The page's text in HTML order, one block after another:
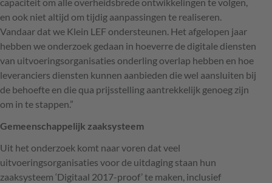
en ook niet altijd om tijdig aanpassingen te realiseren.
Vandaar dat we Klein LEF ondersteunen. Het afgelopen jaar
hebben we onderzoek gedaan in hoeverre de digitale diensten
van uitvoeringsorganisaties onderling overlap hebben en hoe
leveranciers diensten kunnen aanbieden die wel aansluiten bij
de behoefte en die qua prijsstelling aantrekkelijk genoeg zijn
om in te stappen.”
Gemeenschappelijk zaaksysteem
Uit het onderzoek komt naar voren dat veel
uitvoeringsorganisaties voor de uitdaging staan hun
zaaksysteem ‘Digitaal 2017-proof’ te maken, inclusief